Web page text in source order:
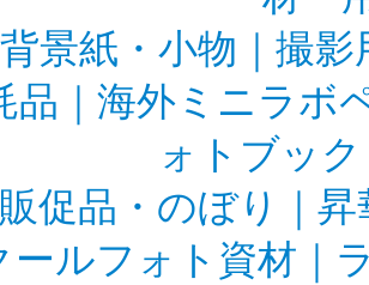
景紙・小物
撮影
品
海外ミニラボ
ォトブッ
促品・のぼり
昇
ールフォト資材